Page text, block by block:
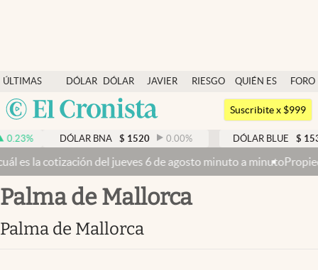
ÚLTIMAS
NOTICIAS
DÓLAR
DÓLAR
BLUE
JAVIER
RIESGO
QUIÉN ES
QUIÉN
FORO
Argentina
México
Dólar
Members
Economía y Política
Finanzas y Mercados
Mercados Online
Suscribite x $999
DÓLAR BNA $ 1520 0.00% DÓLAR BLUE $ 1530 -
del jueves 6 de agosto minuto a minutoPropiedad privada:
Palma de Mallorca
Palma de Mallorca